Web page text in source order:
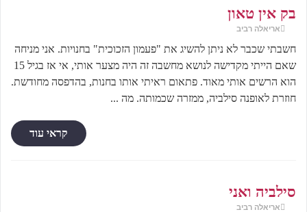
בק אין טאון
אריאלה רביב
חשבתי שכבר לא ניתן להשיג את "פעמון הזכוכית" בחנויות. אני מניחה
שאם הייתי מקדישה לנושא מחשבה זה היה מצער אותי, אי אז בגיל 15
הוא הרשים אותי מאוד. פתאום ראיתי אותו בחנות, בהדפסה מחודשת.
חוזרת לאופנה סילביה, ממזרה שכמותה. מה ...
קראי עוד
סילביה ואני
אריאלה רביב